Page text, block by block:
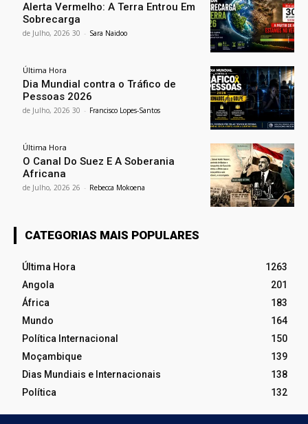
Alerta Vermelho: A Terra Entrou Em
Sobrecarga
Sara Naidoo
-
30 de Julho, 2026
Última Hora
Dia Mundial contra o Tráfico de
Pessoas 2026
Francisco Lopes-Santos
-
30 de Julho, 2026
Última Hora
O Canal Do Suez E A Soberania
Africana
Rebecca Mokoena
-
26 de Julho, 2026
CATEGORIAS MAIS POPULARES
Última Hora
1263
Angola
201
África
183
Mundo
164
Política Internacional
150
Moçambique
139
Dias Mundiais e Internacionais
138
Política
132